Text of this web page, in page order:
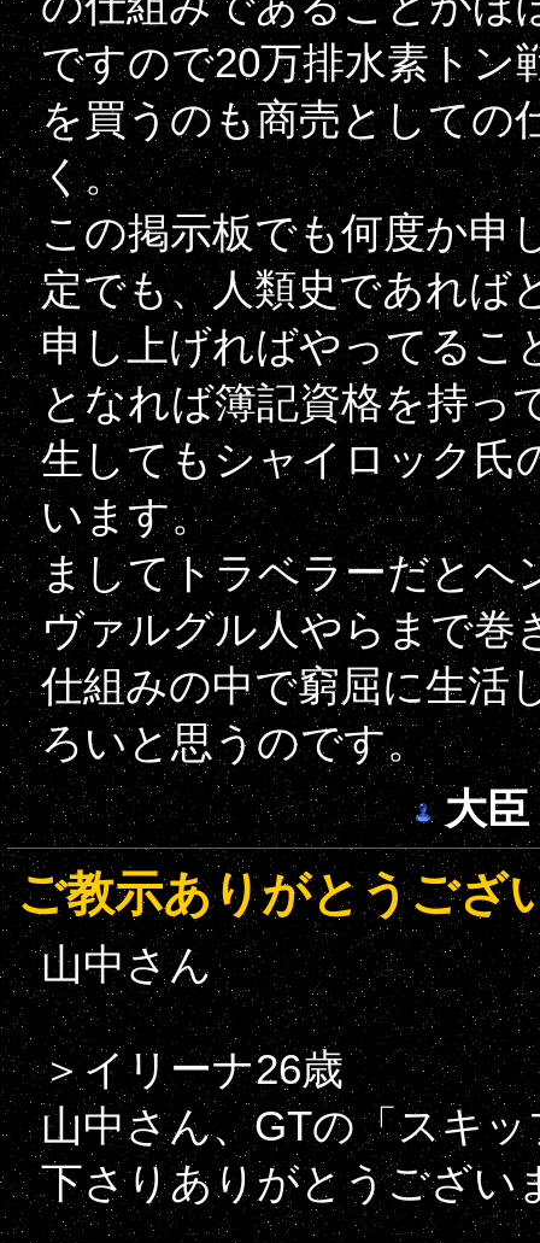
ですので20万排水素ト
を買うのも商売としての
く。
この掲示板でも何度か申
定でも、人類史であれば
申し上げればやってるこ
となれば簿記資格を持っ
生してもシャイロック氏
います。
ましてトラベラーだとヘ
ヴァルグル人やらまで巻
仕組みの中で窮屈に生活
ろいと思うのです。
大臣
ご教示ありがとうござ
山中さん
＞イリーナ26歳
山中さん、GTの「スキ
下さりありがとうござい